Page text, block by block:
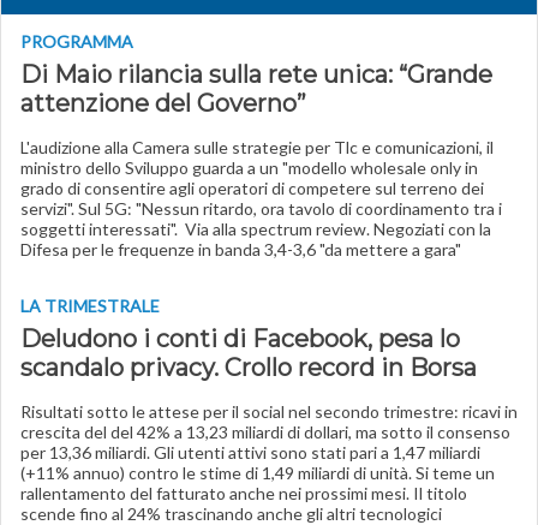
PROGRAMMA
Di Maio rilancia sulla rete unica: “Grande
attenzione del Governo”
L'audizione alla Camera sulle strategie per Tlc e comunicazioni, il
ministro dello Sviluppo guarda a un "modello wholesale only in
grado di consentire agli operatori di competere sul terreno dei
servizi". Sul 5G: "Nessun ritardo, ora tavolo di coordinamento tra i
soggetti interessati". Via alla spectrum review. Negoziati con la
Difesa per le frequenze in banda 3,4-3,6 "da mettere a gara"
LA TRIMESTRALE
Deludono i conti di Facebook, pesa lo
scandalo privacy. Crollo record in Borsa
Risultati sotto le attese per il social nel secondo trimestre: ricavi in
crescita del del 42% a 13,23 miliardi di dollari, ma sotto il consenso
per 13,36 miliardi. Gli utenti attivi sono stati pari a 1,47 miliardi
(+11% annuo) contro le stime di 1,49 miliardi di unità. Si teme un
rallentamento del fatturato anche nei prossimi mesi. Il titolo
scende fino al 24% trascinando anche gli altri tecnologici